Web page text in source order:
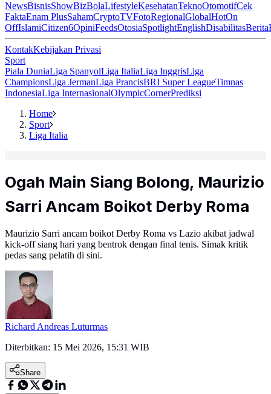
NewsBisnisShowBizBolaLifestyleKesehatanTeknoOtomotifCek
FaktaEnam PlusSahamCryptoTVFotoRegionalGlobalHotOn
OffIslamiCitizen6OpiniFeedsOtosiaSpotlightEnglishDisabilitasBerita
KontakKebijakan Privasi
Sport
Piala DuniaLiga SpanyolLiga ItaliaLiga InggrisLiga
ChampionsLiga JermanLiga PrancisBRI Super LeagueTimnas
IndonesiaLiga InternasionalOlympicCornerPrediksi
Home
Sport
Liga Italia
Ogah Main Siang Bolong, Maurizio
Sarri Ancam Boikot Derby Roma
Maurizio Sarri ancam boikot Derby Roma vs Lazio akibat jadwal
kick-off siang hari yang bentrok dengan final tenis. Simak kritik
pedas sang pelatih di sini.
Richard Andreas Luturmas
Diterbitkan: 15 Mei 2026, 15:31 WIB
Share